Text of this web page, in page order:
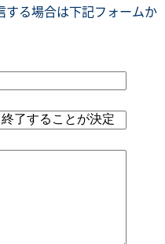
する場合は下記フォームか